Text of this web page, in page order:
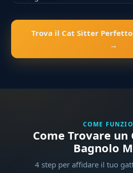
Trova il Cat Sitter
→
COME
Come Trovare un
Bagnolo
4 step per affidare il tuo